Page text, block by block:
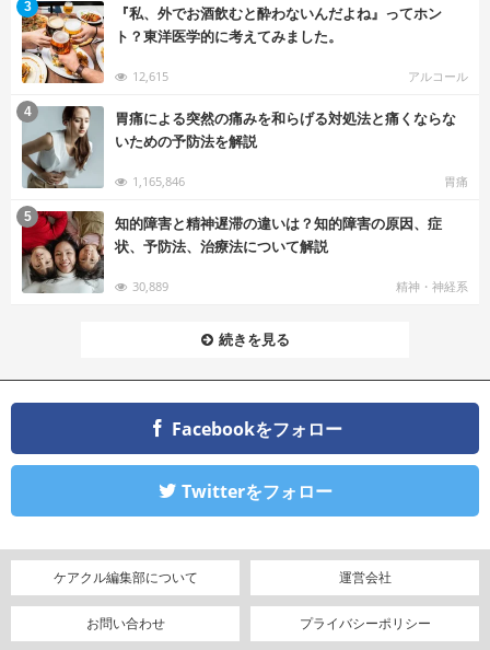
『私、外でお酒飲むと酔わないんだよね』ってホン
ト？東洋医学的に考えてみました。
12,615 アルコール
3
胃痛による突然の痛みを和らげる対処法と痛くならな
いための予防法を解説
1,165,846 胃痛
4
知的障害と精神遅滞の違いは？知的障害の原因、症
状、予防法、治療法について解説
30,889 精神・神経系
5
続きを見る
Facebookをフォロー
Twitterをフォロー
ケアクル編集部について 運営会社
お問い合わせ プライバシーポリシー